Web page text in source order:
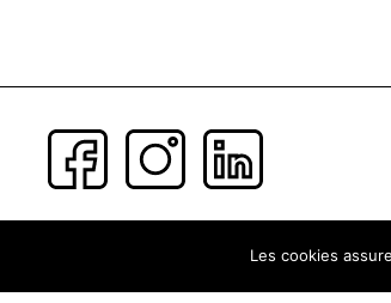
Subscribe to our newsletter
Les cookies